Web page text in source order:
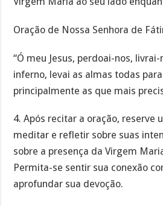
Oração de Nossa Senhora de
“Ó meu Jesus, perdoai-nos,
inferno, levai as almas todas
principalmente as que mais
4. Após recitar a oração, reserve
meditar e refletir sobre suas
sobre a presença da Virgem
Permita-se sentir sua conexão
aprofundar sua devoção.